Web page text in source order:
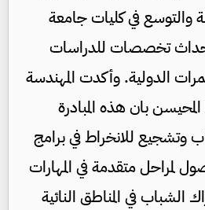
والتوسع في كليات جامعة
تخصصات للدراسات
الدولية. وأكدت المهندسة
المحيسن بان هذه المبادرة
وتشجيع للانخراط في برامج
لمراحل متقدمة في المهارات
الشباب في المناطق النائية